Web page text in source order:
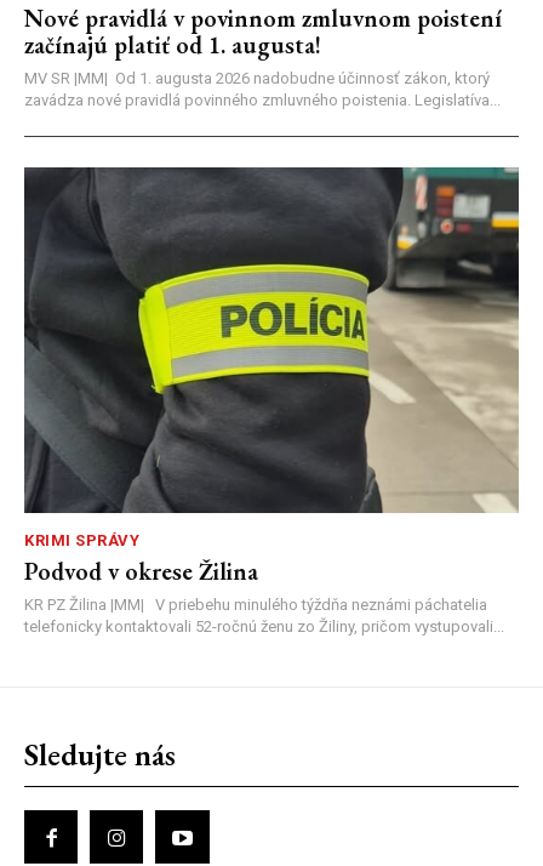
Nové pravidlá v povinnom zmluvnom poistení
začínajú platiť od 1. augusta!
MV SR |MM| Od 1. augusta 2026 nadobudne účinnosť zákon, ktorý
zavádza nové pravidlá povinného zmluvného poistenia. Legislatíva...
KRIMI SPRÁVY
Podvod v okrese Žilina
KR PZ Žilina |MM| V priebehu minulého týždňa neznámi páchatelia
telefonicky kontaktovali 52-ročnú ženu zo Žiliny, pričom vystupovali...
Sledujte nás